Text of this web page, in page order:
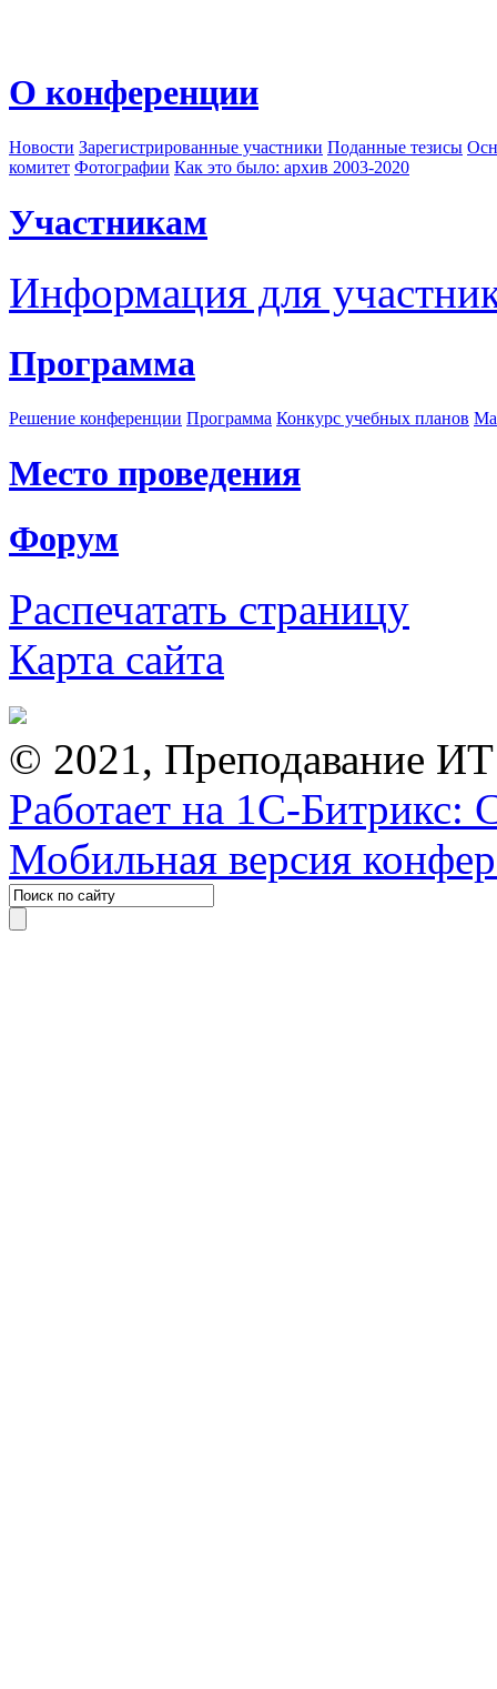
О конференции
Новости Зарегистрированные участники Поданные тезисы
комитет Фотографии Как это было: архив 2003-2020
Участникам
Информация для
Программа
Решение конференции Программа Конкурс учебных планов
Место проведения
Форум
Распечатать страницу
Карта сайта
© 2021, Преподавание
Работает на 1С-Битрикс:
Мобильная версия